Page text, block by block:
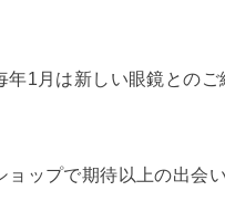
年1月は新しい眼鏡とのご
ョップで期待以上の出会